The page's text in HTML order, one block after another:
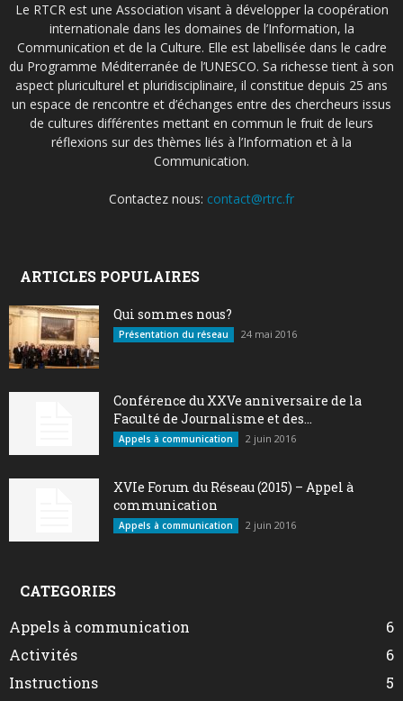
Le RTCR est une Association visant à développer la coopération
internationale dans les domaines de l’Information, la
Communication et de la Culture. Elle est labellisée dans le cadre
du Programme Méditerranée de l’UNESCO. Sa richesse tient à son
aspect pluriculturel et pluridisciplinaire, il constitue depuis 25 ans
un espace de rencontre et d’échanges entre des chercheurs issus
de cultures différentes mettant en commun le fruit de leurs
réflexions sur des thèmes liés à l’Information et à la
Communication.
Contactez nous: contact@rtrc.fr
ARTICLES POPULAIRES
Qui sommes nous?
Présentation du réseau 24 mai 2016
Conférence du XXVe anniversaire de la
Faculté de Journalisme et des...
Appels à communication 2 juin 2016
XVIe Forum du Réseau (2015) – Appel à
communication
Appels à communication 2 juin 2016
CATEGORIES
Appels à communication
6
Activités
6
Instructions
5